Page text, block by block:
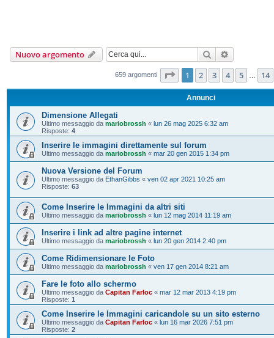
Nuovo argomento Cerca
659 argomenti Pagina di 14
1 2 3 4 5 14
Annunci
Dimensione Allegati
Ultimo messaggio da mariobrossh « lun 26 mag 2025 6:32 am
Risposte: 4
Inserire le immagini direttamente sul forum
Ultimo messaggio da mariobrossh « mar 20 gen 2015 1:34 pm
Nuova Versione del Forum
Ultimo messaggio da EthanGibbs « ven 02 apr 2021 10:25 am
Risposte: 63
Come Inserire le Immagini da altri siti
Ultimo messaggio da mariobrossh « lun 12 mag 2014 11:19 am
Inserire i link ad altre pagine internet
Ultimo messaggio da mariobrossh « lun 20 gen 2014 2:40 pm
Come Ridimensionare le Foto
Ultimo messaggio da mariobrossh « ven 17 gen 2014 8:21 am
Fare le foto allo schermo
Ultimo messaggio da Capitan Farloc « mar 12 mar 2013 4:19 pm
Risposte: 1
Come Inserire le Immagini caricandole su un sito esterno
Ultimo messaggio da Capitan Farloc « lun 16 mar 2026 7:51 pm
Risposte: 2